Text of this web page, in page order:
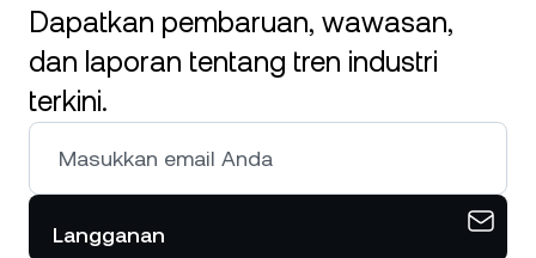
Dapatkan pembaruan, wawasan,
dan laporan tentang tren industri
terkini.
Langganan